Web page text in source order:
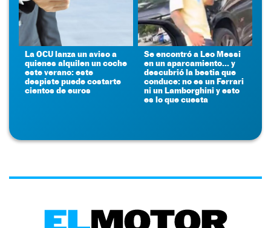
La OCU lanza un aviso a
quienes alquilen un coche
este verano: este
despiste puede costarte
cientos de euros
Se encontró a Leo Messi
en un aparcamiento... y
descubrió la bestia que
conduce: no es un Ferrari
ni un Lamborghini y esto
es lo que cuesta